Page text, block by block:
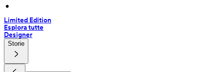
•
Limited Edition
Esplora tutte
Designer
Storie